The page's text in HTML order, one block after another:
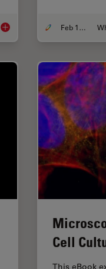
Microscope Calibration for
Feb 12, 2026
Cell
This eBook